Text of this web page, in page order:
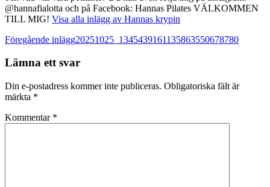
@hannafialotta och på Facebook: Hannas Pilates VÄLKOMMEN
TILL MIG! Visa alla inlägg av Hannas krypin
Inläggsnavigering
Föregående inlägg20251025_1345439161135863550678780
Lämna ett svar
Din e-postadress kommer inte publiceras. Obligatoriska fält är
märkta *
Kommentar *